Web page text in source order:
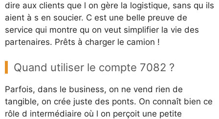
dire aux clients que l on gère la logistique, sans qu ils
aient à s en soucier. C est une belle preuve de
service qui montre qu on veut simplifier la vie des
partenaires. Prêts à charger le camion !
Quand utiliser le compte 7082 ?
Parfois, dans le business, on ne vend rien de
tangible, on crée juste des ponts. On connaît bien ce
rôle d intermédiaire où l on perçoit une petite